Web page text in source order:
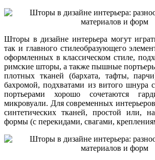
Шторы в дизайне интерьера могут
так и главного стилеобразующего
оформленных в классическом стиле,
римские шторы, а также пышные
плотных тканей (бархата, тафты,
бахромой, подхватами из витого шнура
портьерами хорошо сочетаются
микровуали. Для современных
синтетических тканей, простой или,
формы (с перекидами, свагами,